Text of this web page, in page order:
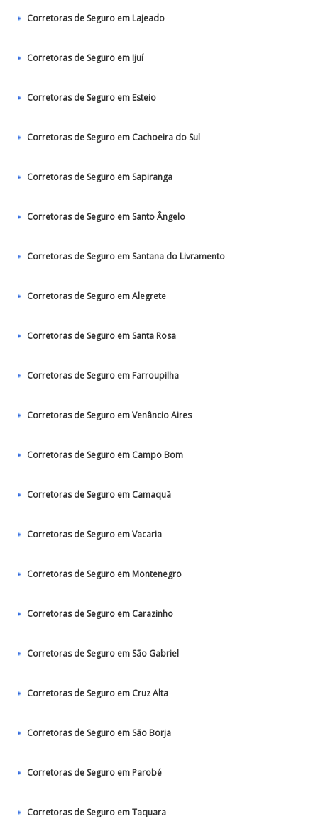
Corretoras de Seguro em Lajeado
Corretoras de Seguro em Ijuí
Corretoras de Seguro em Esteio
Corretoras de Seguro em Cachoeira do Sul
Corretoras de Seguro em Sapiranga
Corretoras de Seguro em Santo Ângelo
Corretoras de Seguro em Santana do Livramento
Corretoras de Seguro em Alegrete
Corretoras de Seguro em Santa Rosa
Corretoras de Seguro em Farroupilha
Corretoras de Seguro em Venâncio Aires
Corretoras de Seguro em Campo Bom
Corretoras de Seguro em Camaquã
Corretoras de Seguro em Vacaria
Corretoras de Seguro em Montenegro
Corretoras de Seguro em Carazinho
Corretoras de Seguro em São Gabriel
Corretoras de Seguro em Cruz Alta
Corretoras de Seguro em São Borja
Corretoras de Seguro em Parobé
Corretoras de Seguro em Taquara